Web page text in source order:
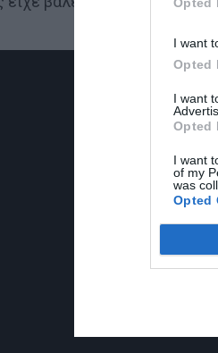
I want
Opted
I want
Opted
I want
of my
was
Opted